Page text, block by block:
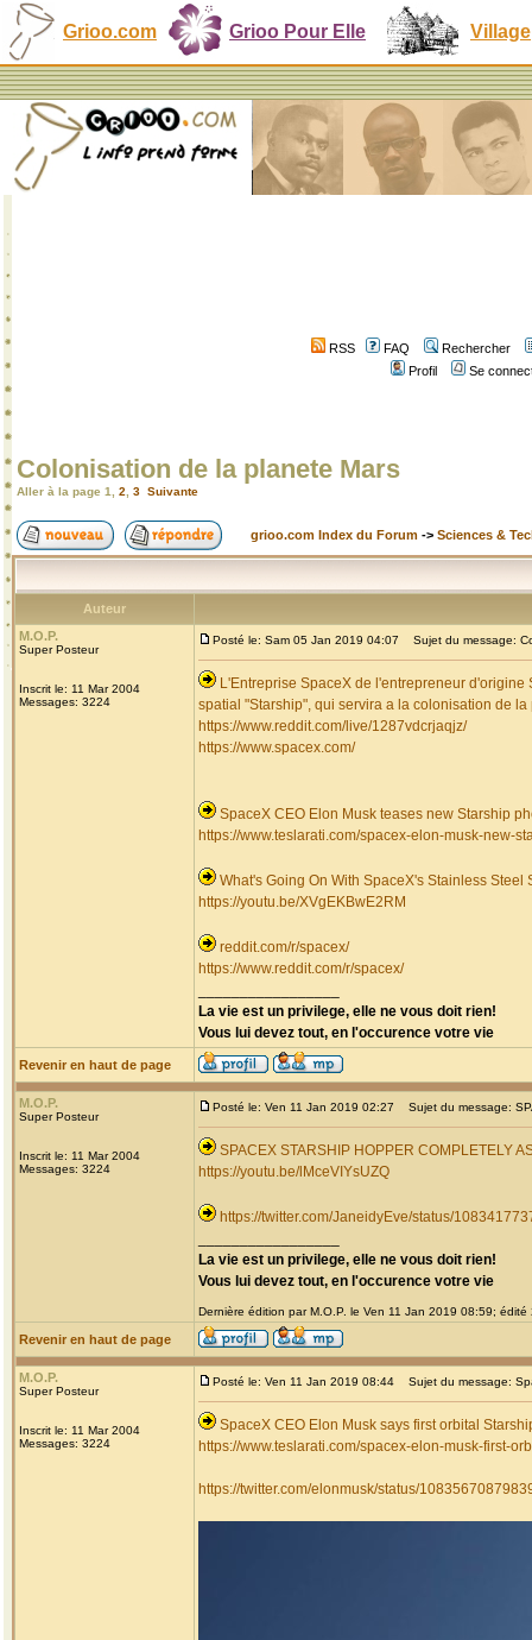
Grioo.com Grioo Pour Elle Village
RSS FAQ
Rechercher
Profil
Se
Colonisation de la planete Mars
Aller à la page 1 2 3 Suivante
grioo.com Index du Forum -> Sciences &
Auteur
M.O.P.
Super Posteur
Inscrit le: 11 Mar 2004
Messages: 3224
Posté le: Sam 05 Jan 2019 04:07 Sujet du message:
L'Entreprise SpaceX de l'entrepreneur
spatial "Starship", qui servira a la colonisation de
https://www.reddit.com/live/1287vdcrjaqjz/
https://www.spacex.com/
SpaceX CEO Elon Musk teases new Starship
https://www.teslarati.com/spacex-elon-musk-new-
What's Going On With SpaceX's Stainless Steel
https://youtu.be/XVgEKBwE2RM
reddit.com/r/spacex/
https://www.reddit.com/r/spacex/
La vie est un privilege, elle ne vous doit rien!
Vous lui devez tout, en l'occurence votre vie
Revenir en haut de page
M.O.P.
Super Posteur
Inscrit le: 11 Mar 2004
Messages: 3224
Posté le: Ven 11 Jan 2019 02:27 Sujet du message:
SPACEX STARSHIP HOPPER COMPLETELY
https://youtu.be/lMceVIYsUZQ
https://twitter.com/JaneidyEve/status/
La vie est un privilege, elle ne vous doit rien!
Vous lui devez tout, en l'occurence votre vie
Dernière édition par M.O.P. le Ven 11 Jan 2019 08:59; édité
Revenir en haut de page
M.O.P.
Super Posteur
Inscrit le: 11 Mar 2004
Messages: 3224
Posté le: Ven 11 Jan 2019 08:44 Sujet du message:
SpaceX CEO Elon Musk says first orbital
https://www.teslarati.com/spacex-elon-musk-first-
https://twitter.com/elonmusk/status/